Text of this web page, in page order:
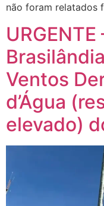
não foram relatados
URGENTE
Ventos
d’Água
elevado)